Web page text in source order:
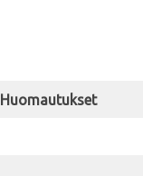
Huomautukset